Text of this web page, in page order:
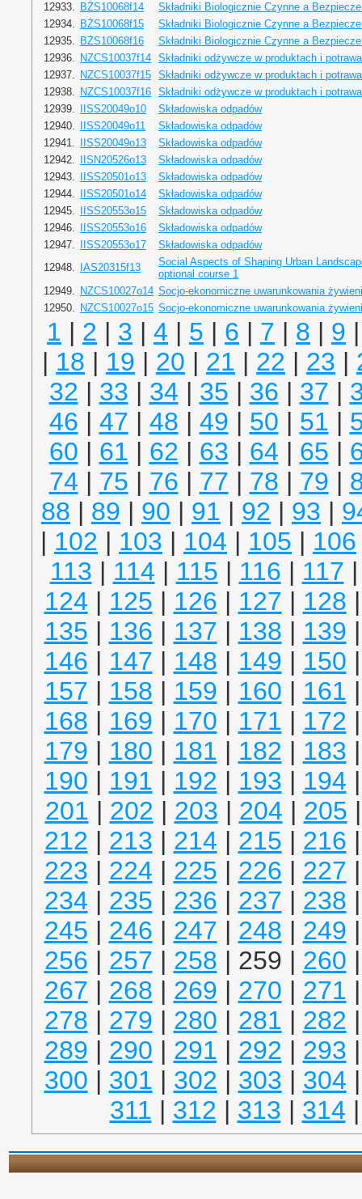
12933. BŻS10068f14
Składniki Biologicznie Czynne a
12934. BŻS10068f15
Składniki Biologicznie Czynne a
12935. BŻS10068f16
Składniki Biologicznie Czynne a
12936. NZCS10037f14 Składniki odżywcze w produktach i
12937. NZCS10037f15 Składniki odżywcze w produktach i
12938. NZCS10037f16 Składniki odżywcze w produktach i
12939.
IISS20049o10
Składowiska odpadów
12940.
IISS20049o11
Składowiska odpadów
12941.
IISS20049o13
Składowiska odpadów
12942.
IISN20526o13
Składowiska odpadów
12943.
IISS20501o13
Składowiska odpadów
12944.
IISS20501o14
Składowiska odpadów
12945.
IISS20553o15
Składowiska odpadów
12946.
IISS20553o16
Składowiska odpadów
12947.
IISS20553o17
Składowiska odpadów
12948.
IAS20315f13
Social Aspects of Shaping Urban
optional course 1
12949. NZCS10027o14 Socjo-ekonomiczne uwarunkowania
12950. NZCS10027o15 Socjo-ekonomiczne uwarunkowania
1 | 2 | 3 | 4 | 5 | 6 | 7 | 8 | 9
| 18 | 19 | 20 | 21 | 22 | 23 |
32 | 33 | 34 | 35 | 36 | 37 |
46 | 47 | 48 | 49 | 50 | 51 |
60 | 61 | 62 | 63 | 64 | 65 |
74 | 75 | 76 | 77 | 78 | 79 |
88 | 89 | 90 | 91 | 92 | 93 |
| 102 | 103 | 104 | 105 | 106
113 | 114 | 115 | 116 | 117
124 | 125 | 126 | 127 | 128
135 | 136 | 137 | 138 | 139
146 | 147 | 148 | 149 | 150
157 | 158 | 159 | 160 | 161
168 | 169 | 170 | 171 | 172
179 | 180 | 181 | 182 | 183
190 | 191 | 192 | 193 | 194
201 | 202 | 203 | 204 | 205
212 | 213 | 214 | 215 | 216
223 | 224 | 225 | 226 | 227
234 | 235 | 236 | 237 | 238
245 | 246 | 247 | 248 | 249
256 | 257 | 258 | 259 | 260
267 | 268 | 269 | 270 | 271
278 | 279 | 280 | 281 | 282
289 | 290 | 291 | 292 | 293
300 | 301 | 302 | 303 | 304
311 | 312 | 313 | 314